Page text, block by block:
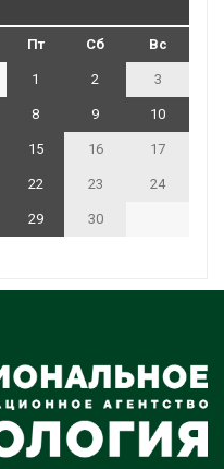
Пт Сб Вс
1 2 3
8 9 10
15 16 17
22 23 24
29
30